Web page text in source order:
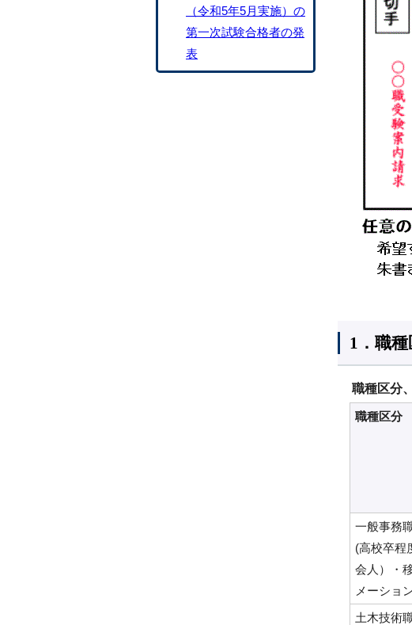
1．職
職種区分
職種区分
一般事務
(高校卒程
会人）・
メーショ
土木技術
（令和5年5月実施）の
第一次試験合格者の発
表